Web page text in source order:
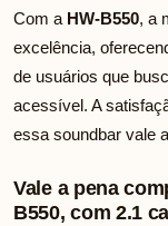
Com a HW-B550, a
excelência,
de usuários que
acessível. A
essa soundbar vale
Vale a pena
B550, com 2.1